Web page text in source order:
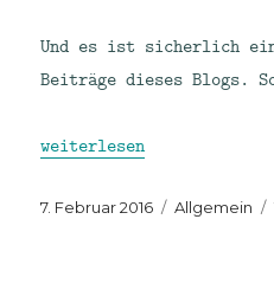
Und es ist sicherlich
Beiträge dieses Blogs.
„Kleiner Abschied – ein
weiterlesen
Veröffentlicht
7. Februar 2016 Kategorien
Allgemein